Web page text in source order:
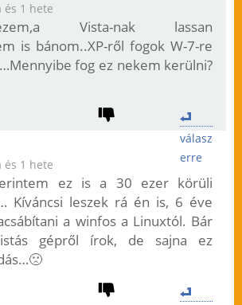
és 1 hete
Vista-nak lassan
is bánom..XP-ről fogok W-7-re
fog ez nekem kerülni?
válasz
erre
és 1 hete
ez is a 30 ezer körüli
Kíváncsi leszek rá én is, 6 éve
a winfos a Linuxtól. Bár
gépről írok, de sajna ez